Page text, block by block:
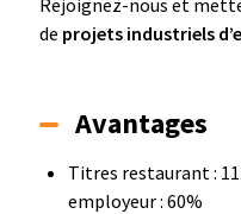
Rejoignez-nous et
de projets industriels
Avantages
Titres restaurant :
employeur : 60%